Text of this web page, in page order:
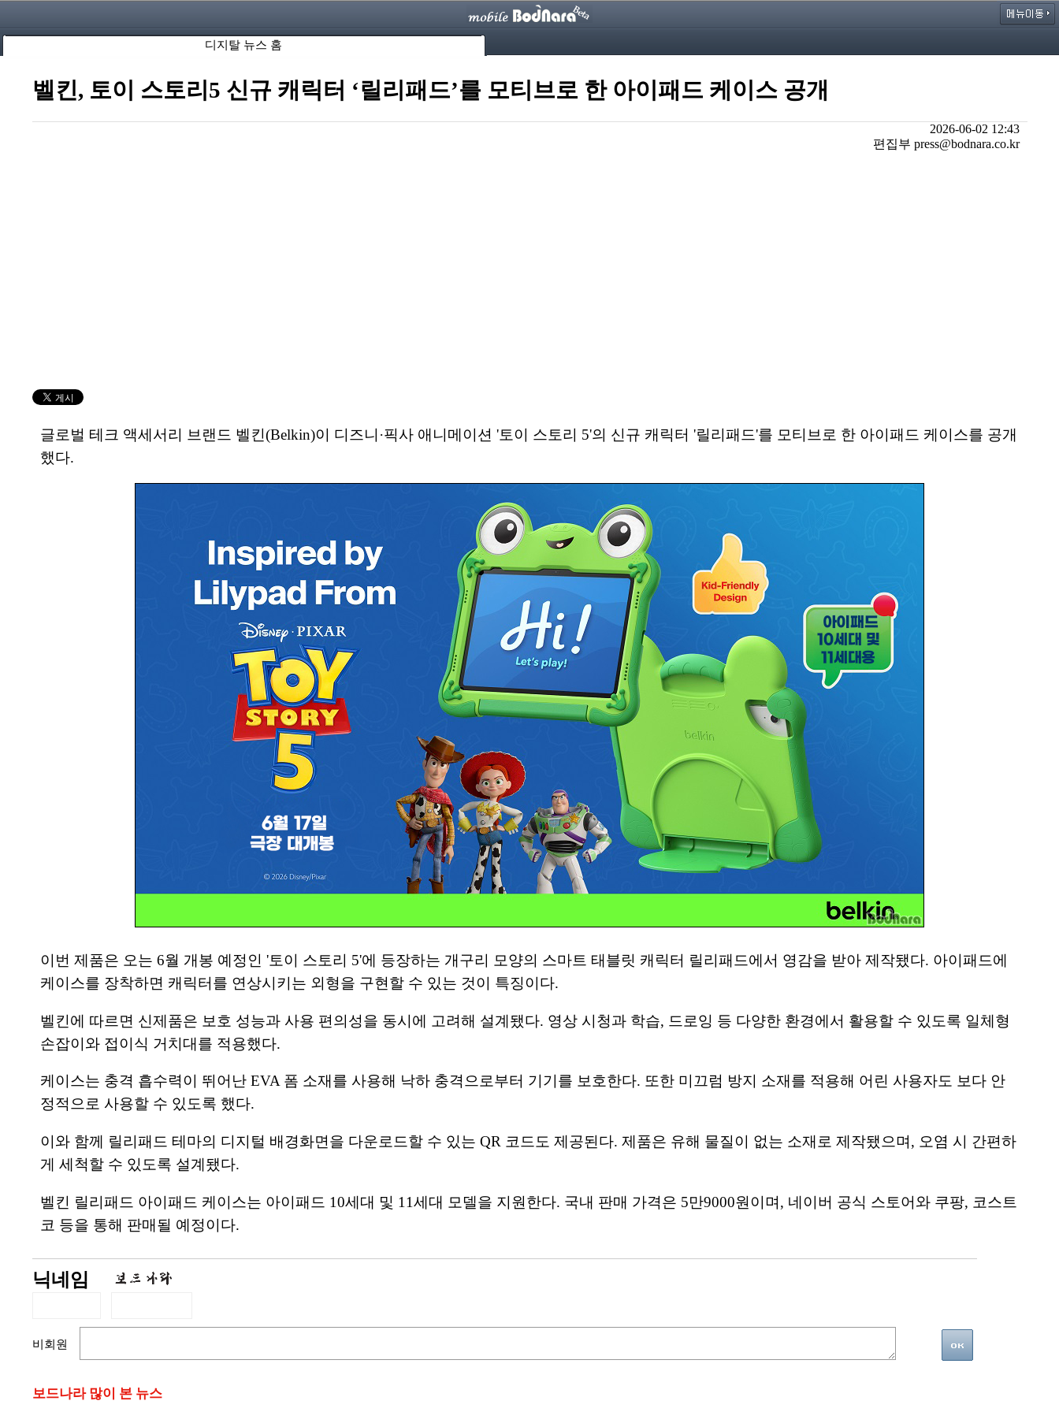
디지탈 뉴스 홈
벨킨, 토이 스토리5 신규 캐릭터 ‘릴리패드’를 모티브로 한 아이패드 케이스 공개
2026-06-02 12:43
편집부 press@bodnara.co.kr
글로벌 테크 액세서리 브랜드 벨킨(Belkin)이 디즈니·픽사 애니메이션 '토이 스토리 5'의 신규 캐릭터 '릴리패드'를 모티브로 한 아이패드 케이스를 공개
했다.
이번 제품은 오는 6월 개봉 예정인 '토이 스토리 5'에 등장하는 개구리 모양의 스마트 태블릿 캐릭터 릴리패드에서 영감을 받아 제작됐다. 아이패드에
케이스를 장착하면 캐릭터를 연상시키는 외형을 구현할 수 있는 것이 특징이다.
벨킨에 따르면 신제품은 보호 성능과 사용 편의성을 동시에 고려해 설계됐다. 영상 시청과 학습, 드로잉 등 다양한 환경에서 활용할 수 있도록 일체형
손잡이와 접이식 거치대를 적용했다.
케이스는 충격 흡수력이 뛰어난 EVA 폼 소재를 사용해 낙하 충격으로부터 기기를 보호한다. 또한 미끄럼 방지 소재를 적용해 어린 사용자도 보다 안
정적으로 사용할 수 있도록 했다.
이와 함께 릴리패드 테마의 디지털 배경화면을 다운로드할 수 있는 QR 코드도 제공된다. 제품은 유해 물질이 없는 소재로 제작됐으며, 오염 시 간편하
게 세척할 수 있도록 설계됐다.
벨킨 릴리패드 아이패드 케이스는 아이패드 10세대 및 11세대 모델을 지원한다. 국내 판매 가격은 5만9000원이며, 네이버 공식 스토어와 쿠팡, 코스트
코 등을 통해 판매될 예정이다.
닉네임
비회원
보드나라 많이 본 뉴스